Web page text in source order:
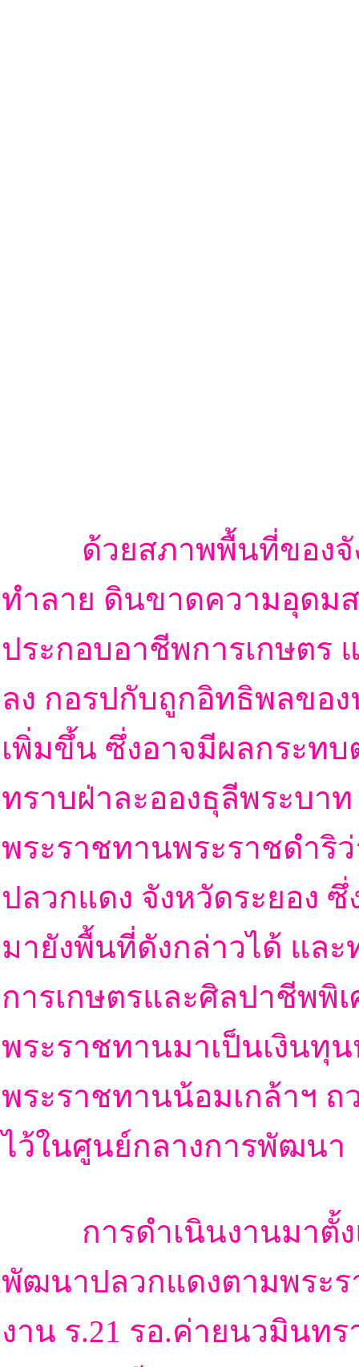
ด้วยสภาพพื้นที่ของจัง
ทำลาย ดินขาดความอุดม
ประกอบอาชีพการเกษตร
ลง กอรปกับถูกอิทธิพลขอ
เพิ่มขึ้น ซึ่งอาจมีผลกระท
ทราบฝ่าละอองธุลีพระบา
พระราชทานพระราชดำริ
ปลวกแดง จังหวัดระยอง
มายังพื้นที่ดังกล่าวได้ แล
การเกษตรและศิลปาชีพพิ
พระราชทานมาเป็นเงินทุ
พระราชทานน้อมเกล้าฯ
ไว้ในศูนย์กลางการพัฒนา
การดำเนินงานมาตั้งแ
พัฒนาปลวกแดงตามพระร
งาน ร.21 รอ.ค่ายนวมินท